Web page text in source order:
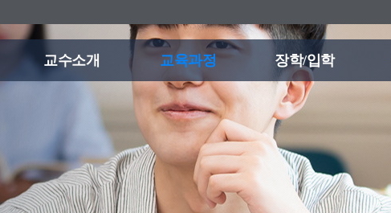
교수소개 교육과정 장학/입학